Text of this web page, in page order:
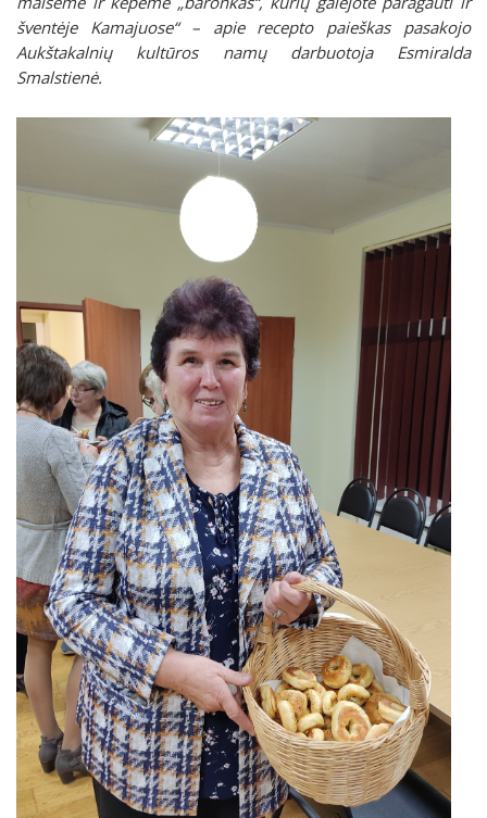
šventėje Kamajuose“ – apie recepto paieškas pasakojo
Aukštakalnių kultūros namų darbuotoja Esmiralda
Smalstienė.